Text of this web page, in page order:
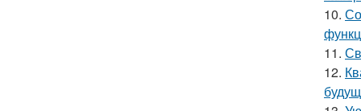
10.
11.
12.